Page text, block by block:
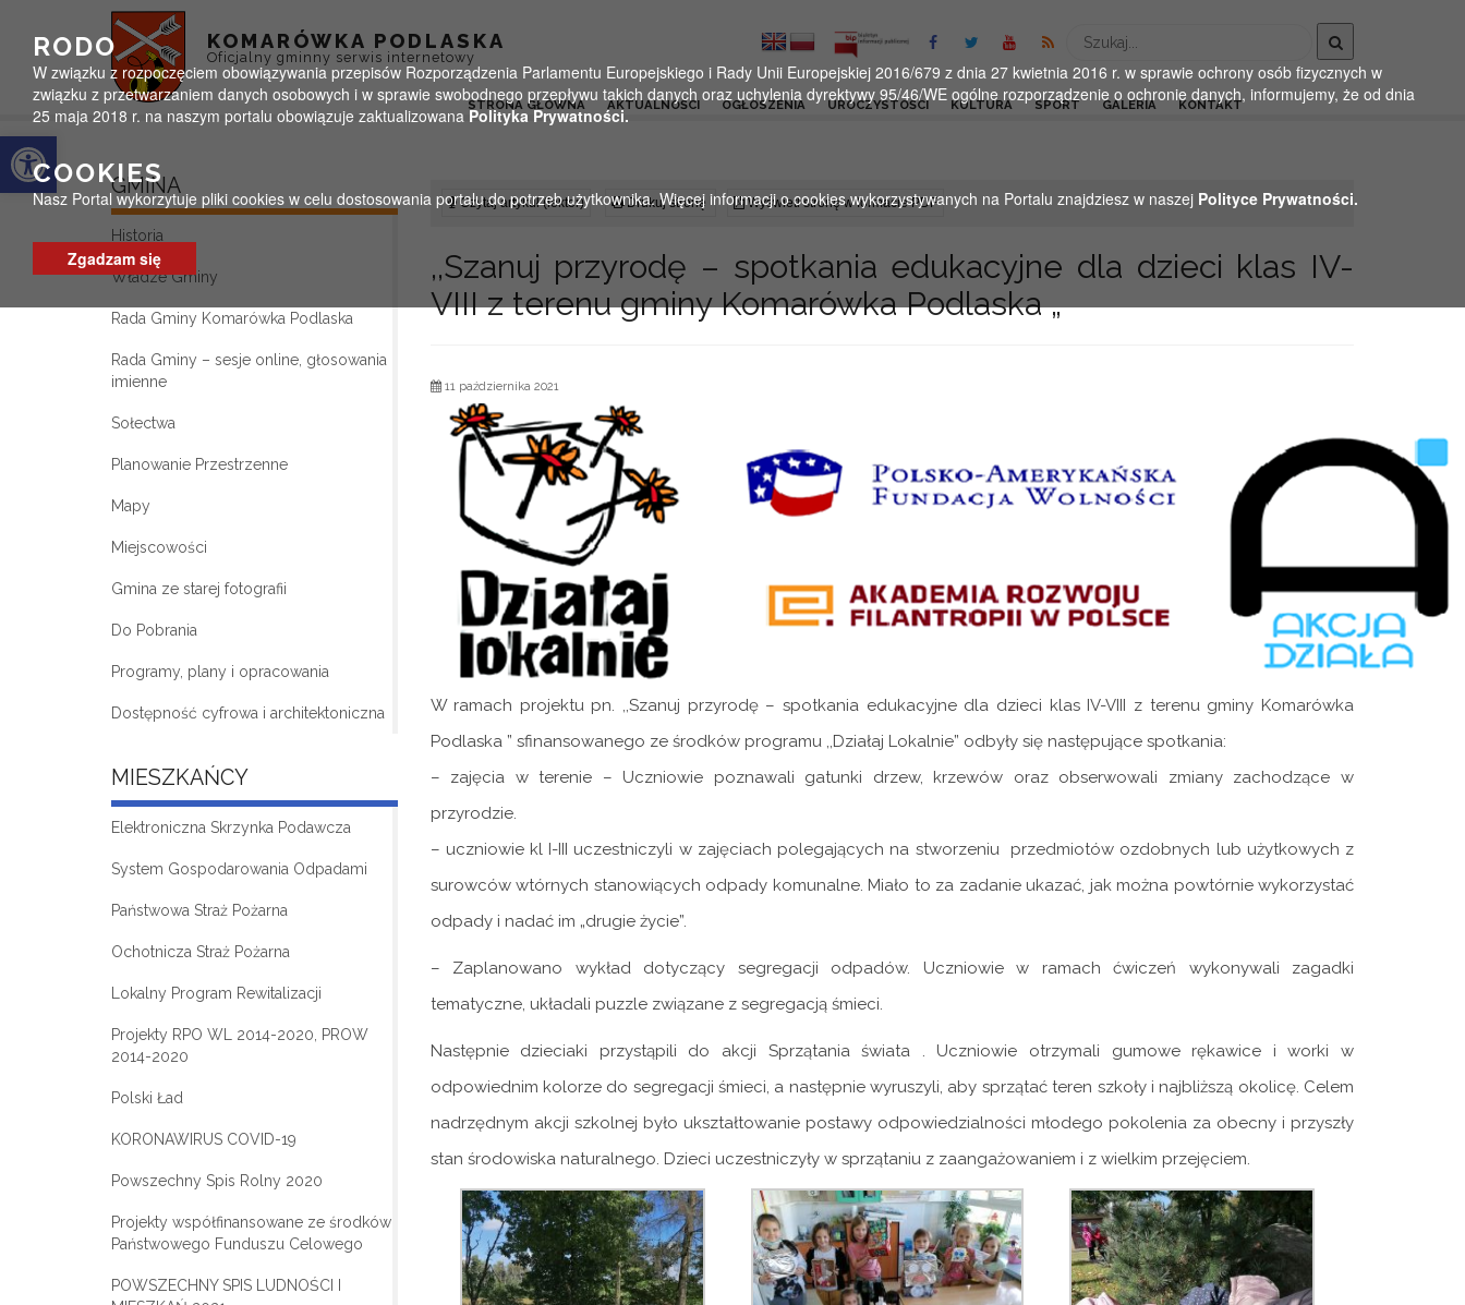
Otwórz pasek narzędzi
KOMARÓWKA PODLASKA
Oficjalny gminny serwis internetowy
Wyszukaj
STRONA GŁÓWNA AKTUALNOŚCI OGŁOSZENIA UROCZYSTOŚCI KULTURA SPORT GALERIA KONTAKT
GMINA
Historia
Władze Gminy
Rada Gminy Komarówka Podlaska
Rada Gminy – sesje online, głosowania
imienne
Sołectwa
Planowanie Przestrzenne
Mapy
Miejscowości
Gmina ze starej fotografii
Do Pobrania
Programy, plany i opracowania
Dostępność cyfrowa i architektoniczna
MIESZKAŃCY
Elektroniczna Skrzynka Podawcza
System Gospodarowania Odpadami
Państwowa Straż Pożarna
Ochotnicza Straż Pożarna
Lokalny Program Rewitalizacji
Projekty RPO WL 2014-2020, PROW
2014-2020
Polski Ład
KORONAWIRUS COVID-19
Powszechny Spis Rolny 2020
Projekty współfinansowane ze środków
Państwowego Funduszu Celowego
POWSZECHNY SPIS LUDNOŚCI I
Czytaj artykuł (lektor) Drukuj stronę Wyświetl stronę w formacie PDF
,,Szanuj przyrodę – spotkania edukacyjne dla dzieci klas IV-
VIII z terenu gminy Komarówka Podlaska „
11 października 2021
W ramach projektu pn. ,,Szanuj przyrodę – spotkania edukacyjne dla dzieci klas IV-VIII z terenu gminy Komarówka
Podlaska ” sfinansowanego ze środków programu ,,Działaj Lokalnie” odbyły się następujące spotkania:
– zajęcia w terenie – Uczniowie poznawali gatunki drzew, krzewów oraz obserwowali zmiany zachodzące w
przyrodzie.
– uczniowie kl I-III uczestniczyli w zajęciach polegających na stworzeniu przedmiotów ozdobnych lub użytkowych z
surowców wtórnych stanowiących odpady komunalne. Miało to za zadanie ukazać, jak można powtórnie wykorzystać
odpady i nadać im „drugie życie”.
– Zaplanowano wykład dotyczący segregacji odpadów. Uczniowie w ramach ćwiczeń wykonywali zagadki
tematyczne, układali puzzle związane z segregacją śmieci.
Następnie dzieciaki przystąpili do akcji Sprzątania świata . Uczniowie otrzymali gumowe rękawice i worki w
odpowiednim kolorze do segregacji śmieci, a następnie wyruszyli, aby sprzątać teren szkoły i najbliższą okolicę. Celem
nadrzędnym akcji szkolnej było ukształtowanie postawy odpowiedzialności młodego pokolenia za obecny i przyszły
stan środowiska naturalnego. Dzieci uczestniczyły w sprzątaniu z zaangażowaniem i z wielkim przejęciem.
RODO
W związku z rozpoczęciem obowiązywania przepisów Rozporządzenia Parlamentu Europejskiego i Rady Unii Europejskiej 2016/679 z dnia 27 kwietnia 2016 r. w sprawie ochrony osób fizycznych w
związku z przetwarzaniem danych osobowych i w sprawie swobodnego przepływu takich danych oraz uchylenia dyrektywy 95/46/WE ogólne rozporządzenie o ochronie danych, informujemy, że od dnia
25 maja 2018 r. na naszym portalu obowiązuje zaktualizowana Polityka Prywatności.
COOKIES
Nasz Portal wykorzytuje pliki cookies w celu dostosowania portalu do potrzeb użytkownika. Więcej informacji o cookies wykorzystywanych na Portalu znajdziesz w naszej Polityce Prywatności.
Zgadzam się